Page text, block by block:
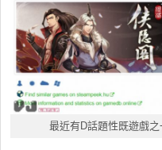
最近有D話題性既遊戲